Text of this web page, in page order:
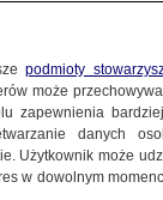
podmioty
może
zapewnienia
danych
Użytkownik może
w dowolnym